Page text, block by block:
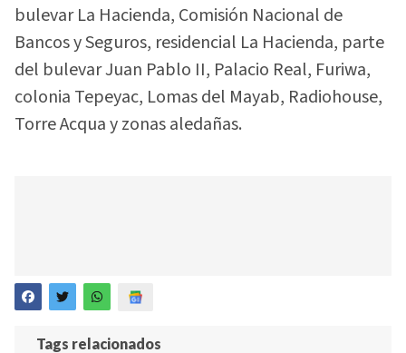
bulevar La Hacienda, Comisión Nacional de
Bancos y Seguros, residencial La Hacienda, parte
del bulevar Juan Pablo II, Palacio Real, Furiwa,
colonia Tepeyac, Lomas del Mayab, Radiohouse,
Torre Acqua y zonas aledañas.
Tags relacionados